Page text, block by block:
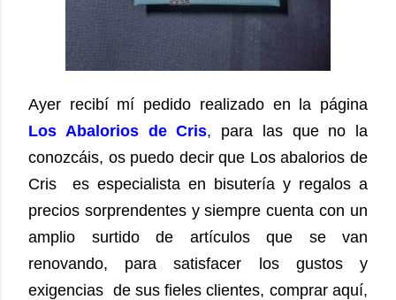
Ayer recibí mí pedido realizado en la página
Los Abalorios de Cris, para las que no la
conozcáis, os puedo decir que Los abalorios de
Cris
es especialista en bisutería y regalos a
precios sorprendentes y siempre cuenta con un
amplio surtido de artículos que se van
renovando, para satisfacer los gustos y
exigencias de sus fieles clientes, comprar aquí,